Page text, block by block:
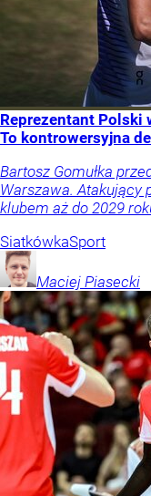
Reprezentant Polski
To kontrowersyjna
Bartosz Gomułka
Warszawa. Atakujący
klubem aż do 2029
SiatkówkaSport
Maciej Piasecki